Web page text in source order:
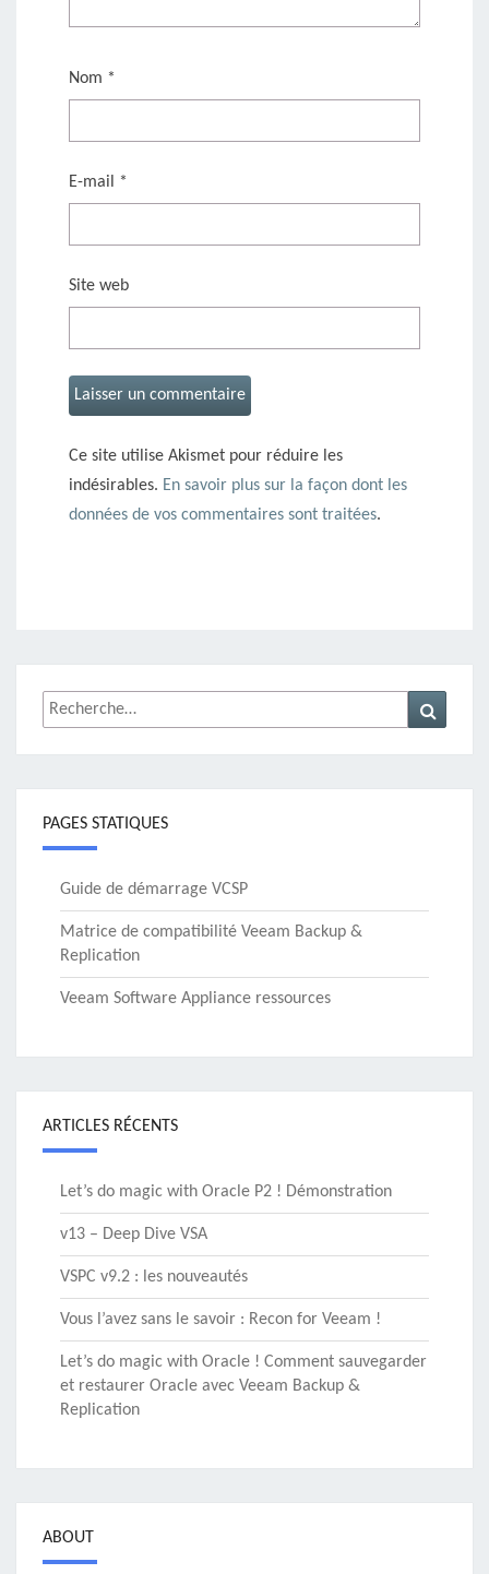
Nom *
E-mail *
Site web
Ce site utilise Akismet pour réduire les
indésirables. En savoir plus sur la façon dont les
données de vos commentaires sont traitées.
Rechercher :
PAGES STATIQUES
Guide de démarrage VCSP
Matrice de compatibilité Veeam Backup &
Replication
Veeam Software Appliance ressources
ARTICLES RÉCENTS
Let’s do magic with Oracle P2 ! Démonstration
v13 – Deep Dive VSA
VSPC v9.2 : les nouveautés
Vous l’avez sans le savoir : Recon for Veeam !
Let’s do magic with Oracle ! Comment sauvegarder
et restaurer Oracle avec Veeam Backup &
Replication
ABOUT